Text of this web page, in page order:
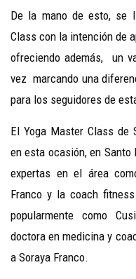
De la mano de esto, se
Class con la intención de
ofreciendo además, un
vez marcando una
para los seguidores de
El Yoga Master Class de
en esta ocasión, en
expertas en el área
Franco y la coach
popularmente como
doctora en medicina y
a Soraya Franco.